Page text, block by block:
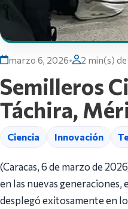
marzo 6, 2026• 2 min(s)
Semilleros
Táchira,
Ciencia Innovación
(Caracas, 6 de marzo de
en las nuevas
desplegó exitosamente en